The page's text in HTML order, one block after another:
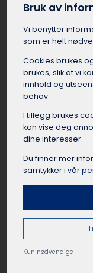
Leie buss
Når korpset
leie en buss
Avhengig av
mengden
buss med
tilhenger.
erfaring med
kreves av
knirkefritt.
Leie buss
For
Bruk av
Vi benytter
som er helt
Cookies brukes
brukes, slik at vi
innhold og
behov.
I tillegg brukes
kan vise deg
dine interesser.
Du finner mer
samtykker ivår
Kun nødvendige